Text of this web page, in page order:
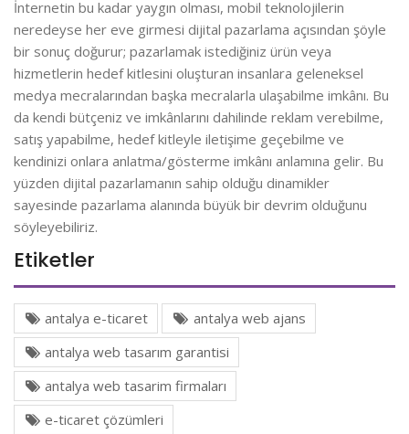
İnternetin bu kadar yaygın olması, mobil teknolojilerin
neredeyse her eve girmesi dijital pazarlama açısından şöyle
bir sonuç doğurur; pazarlamak istediğiniz ürün veya
hizmetlerin hedef kitlesini oluşturan insanlara geleneksel
medya mecralarından başka mecralarla ulaşabilme imkânı. Bu
da kendi bütçeniz ve imkânlarını dahilinde reklam verebilme,
satış yapabilme, hedef kitleyle iletişime geçebilme ve
kendinizi onlara anlatma/gösterme imkânı anlamına gelir. Bu
yüzden dijital pazarlamanın sahip olduğu dinamikler
sayesinde pazarlama alanında büyük bir devrim olduğunu
söyleyebiliriz.
Etiketler
antalya e-ticaret
antalya web ajans
antalya web tasarım garantisi
antalya web tasarim firmaları
e-ticaret çözümleri